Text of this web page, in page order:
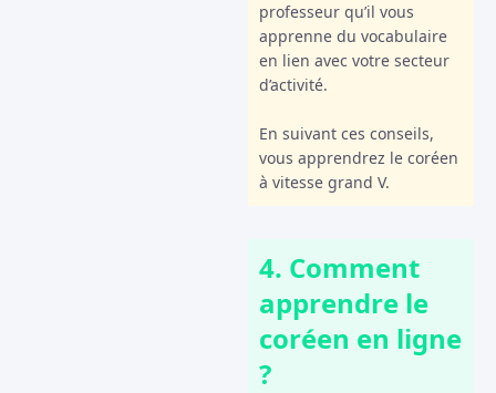
professeur qu’il vous
apprenne du vocabulaire
en lien avec votre secteur
d’activité.
En suivant ces conseils,
vous apprendrez le coréen
à vitesse grand V.
4. Comment
apprendre le
coréen en ligne
?